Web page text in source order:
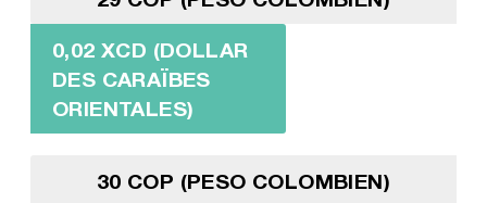
0,02 XCD (DOLLAR
DES CARAÏBES
ORIENTALES)
30 COP (PESO COLOMBIEN)